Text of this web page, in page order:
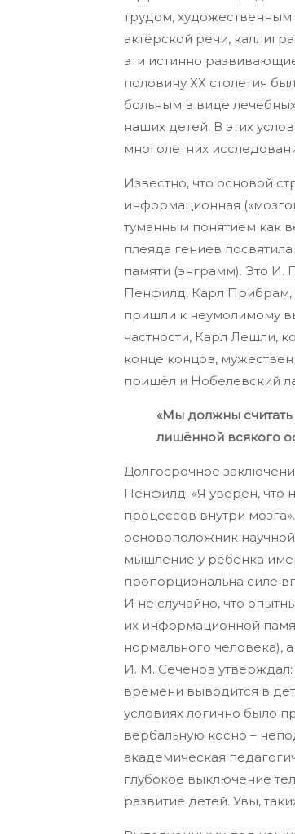
трудом,
актёрской речи,
эти истинно
половину ХХ столетия
больным в виде
наших детей. В этих
многолетних
Известно, что основой
информационная
туманным понятием как
плеяда гениев
памяти (энграмм). Это И.
Пенфилд, Карл Прибрам,
пришли к неумолимому
частности, Карл Лешли,
конце концов,
пришёл и Нобелевский
«Мы должны
лишённой всякого
Долгосрочное
Пенфилд: «Я уверен, что
процессов внутри
основоположник
мышление у ребёнка
пропорциональна силе
И не случайно, что
их информационной
нормального человека),
И. М. Сеченов
времени выводится в
условиях логично было
вербальную косно –
академическая
глубокое выключение
развитие детей. Увы,